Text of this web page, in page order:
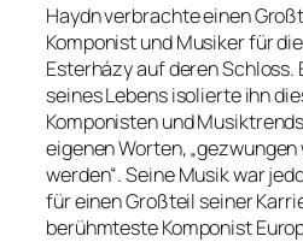
Haydn verbrachte einen
Komponist und Musiker für
Esterházy auf deren Schloss.
seines Lebens isolierte ihn
Komponisten und
eigenen Worten,
werden“. Seine Musik war
für einen Großteil seiner
berühmteste Komponist